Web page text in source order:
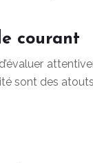
courant
sont des